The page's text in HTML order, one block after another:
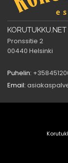
Pronssitie 2
00440 Helsinki
Puhelin:
Email: